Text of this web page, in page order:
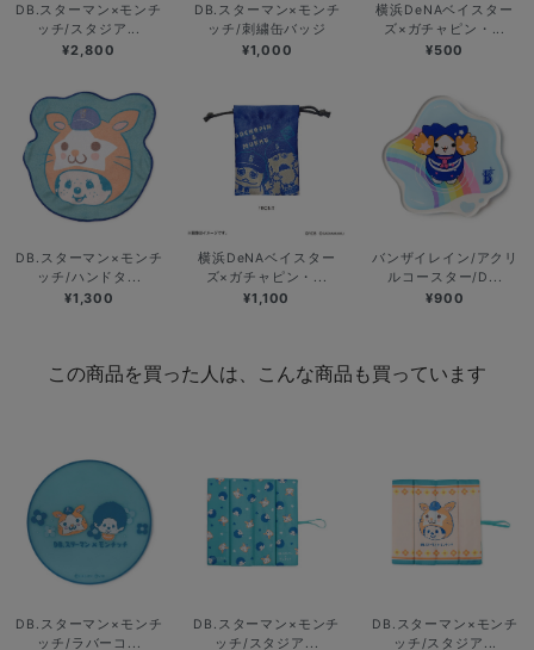
DB.スターマン×モンチ
ッチ/スタジア...
¥2,800
DB.スターマン×モンチ
ッチ/刺繍缶バッジ
¥1,000
横浜DeNAベイスター
ズ×ガチャピン・...
¥500
DB.スターマン×モンチ
ッチ/ハンドタ...
¥1,300
横浜DeNAベイスター
ズ×ガチャピン・...
¥1,100
バンザイレイン/アクリ
ルコースター/D...
¥900
この商品を買った人は、こんな商品も買っています
DB.スターマン×モンチ
ッチ/ラバーコ...
DB.スターマン×モンチ
ッチ/スタジア...
DB.スターマン×モンチ
ッチ/スタジア...